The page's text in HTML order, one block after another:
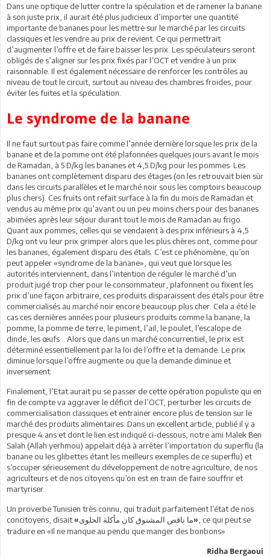
Dans une optique de lutter contre la spéculation et de ramener la banane
à son juste prix, il aurait été plus judicieux d’importer une quantité
importante de bananes pour les mettre sur le marché par les circuits
classiques et les vendre au prix de revient. Ce qui permettrait
d’augmenter l’offre et de faire baisser les prix. Les spéculateurs seront
obligés de s’aligner sur les prix fixés par l’OCT et vendre à un prix
raisonnable. Il est également nécessaire de renforcer les contrôles au
niveau de tout le circuit, surtout au niveau des chambres froides, pour
éviter les fuites et la spéculation.
Le syndrome de la banane
Il ne faut surtout pas faire comme l’année dernière lorsque les prix de la
banane et de la pomme ont été plafonnées quelques jours avant le mois
de Ramadan, à 5 D/kg les bananes et 4,5 D/kg pour les pommes. Les
bananes ont complètement disparu des étages (on les retrouvait bien sûr
dans les circuits parallèles et le marché noir sous les comptoirs beaucoup
plus chers). Ces fruits ont refait surface à la fin du mois de Ramadan et
vendus au même prix qu’avant ou un peu moins chers pour des bananes
abimées après leur séjour durant tout le mois de Ramadan au frigo.
Quant aux pommes, celles qui se vendaient à des prix inférieurs à 4,5
D/kg ont vu leur prix grimper alors que les plus chères ont, comme pour
les bananes, également disparu des étals. C’est ce phénomène, qu’on
peut appeler «syndrome de la banane», qui veut que lorsque les
autorités interviennent, dans l’intention de réguler le marché d’un
produit jugé trop cher pour le consommateur, plafonnent ou fixent les
prix d’une façon arbitraire, ces produits disparaissent des étals pour être
commercialisés au marché noir encore beaucoup plus cher. Cela a été le
cas ces dernières années pour plusieurs produits comme la banane, la
pomme, la pomme de terre, le piment, l’ail, le poulet, l’escalope de
dinde, les œufs… Alors que dans un marché concurrentiel, le prix est
déterminé essentiellement par la loi de l’offre et la demande. Le prix
diminue lorsque l’offre augmente ou que la demande diminue et
inversement.
Finalement, l’Etat aurait pu se passer de cette opération populiste qui en
fin de compte va aggraver le déficit de l’OCT, perturber les circuits de
commercialisation classiques et entrainer encore plus de tension sur le
marché des produits alimentaires. Dans un excellent article, publié il y a
presque 4 ans et dont le lien est indiqué ci-dessous, notre ami Malek Ben
Salah (Allah yerhmou) appelait déjà à arrêter l’importation du superflu (la
banane ou les glibettes étant les meilleurs exemples de ce superflu) et
s’occuper sérieusement du développement de notre agriculture, de nos
agriculteurs et de nos citoyens qu’on est en train de faire souffrir et
martyriser.
Un proverbe Tunisien très connu, qui traduit parfaitement l’état de nos
concitoyens, disait
«ما ناقص المشنوق كان مأكلة الحلوى» , ce qui peut se
traduire en «Il ne manque au pendu que manger des bonbons»
Ridha Bergaoui